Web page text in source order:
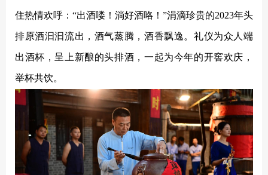
住热情欢呼：“出酒喽！淌好酒咯！”涓滴珍贵的2023年头
排原酒汩汩流出，酒气蒸腾，酒香飘逸。礼仪为众人端
出酒杯，呈上新酿的头排酒，一起为今年的开窖欢庆，
举杯共饮。